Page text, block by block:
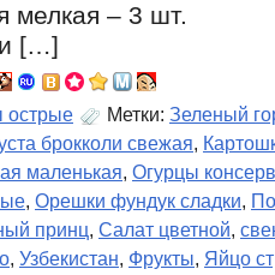
мелкая – 3 шт.
[…]
острые Метки: Зеленый
брокколи свежая,
маленькая, Огурцы
, Орешки фундук сладки,
принц, Салат цветной,
, Узбекистан, Фрукты, Яйцо